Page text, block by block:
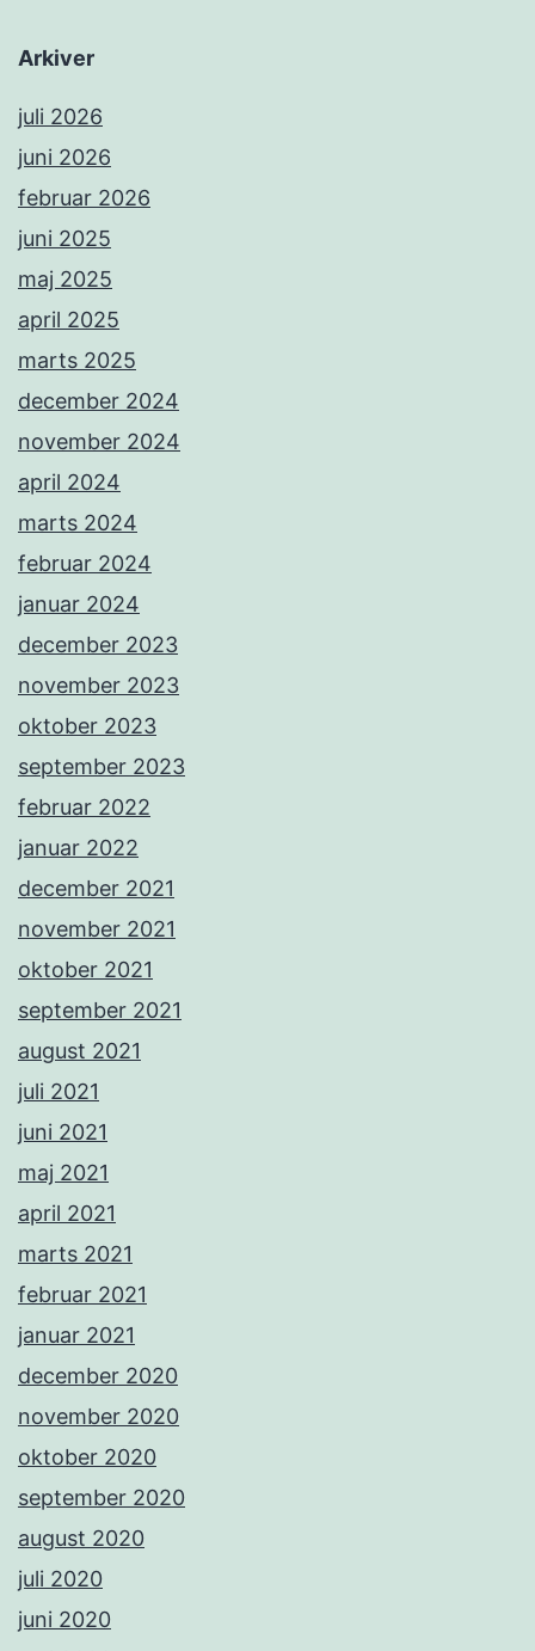
Arkiver
juli 2026
juni 2026
februar 2026
juni 2025
maj 2025
april 2025
marts 2025
december 2024
november 2024
april 2024
marts 2024
februar 2024
januar 2024
december 2023
november 2023
oktober 2023
september 2023
februar 2022
januar 2022
december 2021
november 2021
oktober 2021
september 2021
august 2021
juli 2021
juni 2021
maj 2021
april 2021
marts 2021
februar 2021
januar 2021
december 2020
november 2020
oktober 2020
september 2020
august 2020
juli 2020
juni 2020